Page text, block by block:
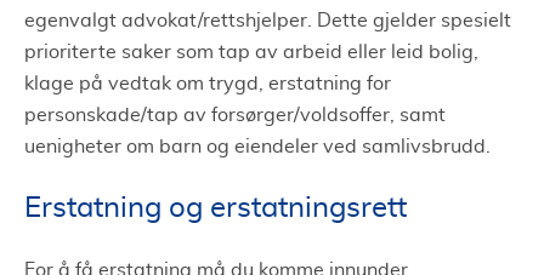
egenvalgt advokat/rettshjelper. Dette gjelder spesielt
prioriterte saker som tap av arbeid eller leid bolig,
klage på vedtak om trygd, erstatning for
personskade/tap av forsørger/voldsoffer, samt
uenigheter om barn og eiendeler ved samlivsbrudd.
Erstatning og erstatningsrett
For å få erstatning må du komme innunder